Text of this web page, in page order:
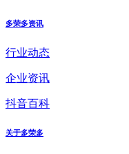
多荣多资讯
行业动态
企业资讯
抖音百科
关于多荣多